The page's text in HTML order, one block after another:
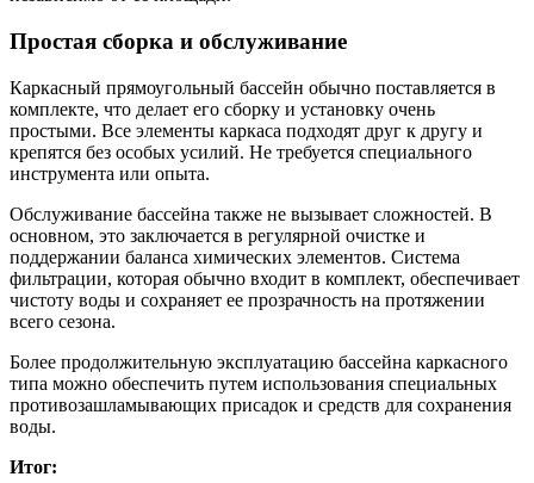
Простая сборка и обслуживание
Каркасный прямоугольный бассейн обычно поставляется в
комплекте, что делает его сборку и установку очень
простыми. Все элементы каркаса подходят друг к другу и
крепятся без особых усилий. Не требуется специального
инструмента или опыта.
Обслуживание бассейна также не вызывает сложностей. В
основном, это заключается в регулярной очистке и
поддержании баланса химических элементов. Система
фильтрации, которая обычно входит в комплект, обеспечивает
чистоту воды и сохраняет ее прозрачность на протяжении
всего сезона.
Более продолжительную эксплуатацию бассейна каркасного
типа можно обеспечить путем использования специальных
противозашламывающих присадок и средств для сохранения
воды.
Итог: